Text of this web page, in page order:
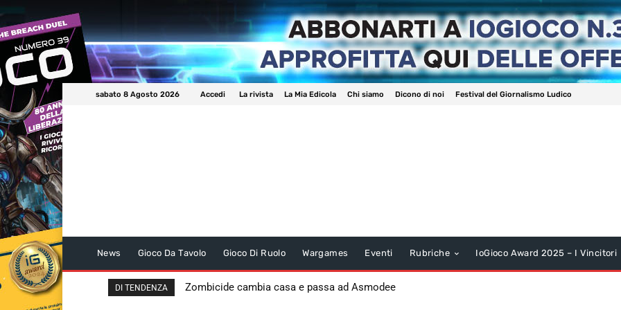
sabato 8 Agosto 2026 Accedi La rivista La Mia Edicola Chi siamo Dicono di noi Festival del Giornalismo Ludico
News Gioco Da Tavolo Gioco Di Ruolo Wargames Eventi Rubriche IoGioco Award 2025 – I Vincitori
DI TENDENZA Zombicide cambia casa e passa ad Asmodee